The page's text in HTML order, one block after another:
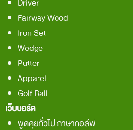
Driver
Fairway Wood
Iron Set
Wedge
Putter
Apparel
Golf Ball
เว็บบอร์ด
พูดคุยทั่วไป ภาษากอล์ฟ